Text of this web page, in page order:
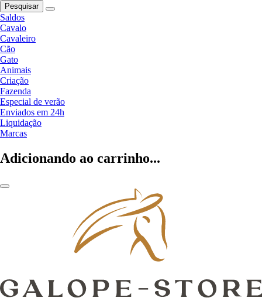
Pesquisar
Saldos
Cavalo
Cavaleiro
Cão
Gato
Animais
Criação
Fazenda
Especial de verão
Enviados em 24h
Liquidação
Marcas
Adicionando ao carrinho...